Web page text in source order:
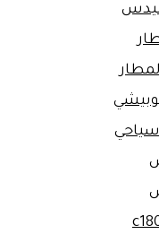
سياحي